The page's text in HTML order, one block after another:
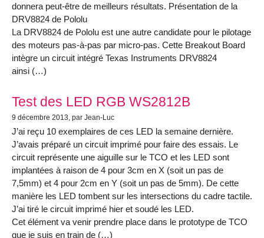
donnera peut-être de meilleurs résultats. Présentation de la
DRV8824 de Pololu
La DRV8824 de Pololu est une autre candidate pour le pilotage
des moteurs pas-à-pas par micro-pas. Cette Breakout Board
intègre un circuit intégré Texas Instruments DRV8824
ainsi (…)
Test des LED RGB WS2812B
9 décembre 2013, par Jean-Luc
J’ai reçu 10 exemplaires de ces LED la semaine dernière.
J’avais préparé un circuit imprimé pour faire des essais. Le
circuit représente une aiguille sur le TCO et les LED sont
implantées à raison de 4 pour 3cm en X (soit un pas de
7,5mm) et 4 pour 2cm en Y (soit un pas de 5mm). De cette
manière les LED tombent sur les intersections du cadre tactile.
J’ai tiré le circuit imprimé hier et soudé les LED.
Cet élément va venir prendre place dans le prototype de TCO
que je suis en train de (…)